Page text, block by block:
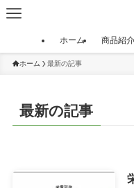
ホーム 商品紹介
ホーム 最新の記事
最新の記事